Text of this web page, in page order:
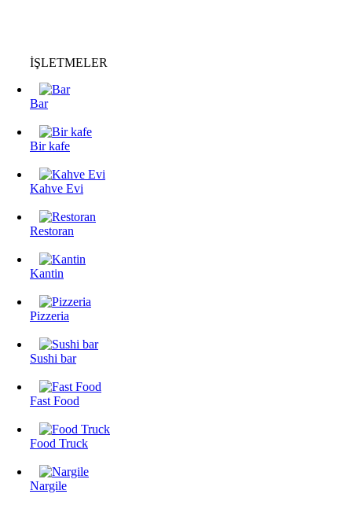
İŞLETMELER
Bar
Bir kafe
Kahve Evi
Restoran
Kantin
Pizzeria
Sushi bar
Fast Food
Food Truck
Nargile